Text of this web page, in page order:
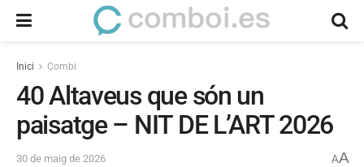
Inici Combi
40 Altaveus que són un
paisatge – NIT DE L’ART 2026
30 de maig de 2026 AA